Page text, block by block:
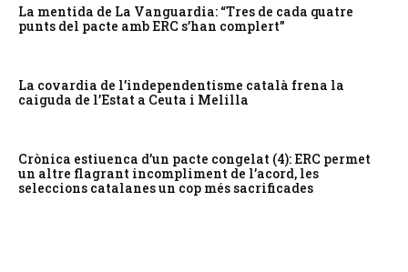
La mentida de La Vanguardia: “Tres de cada quatre
punts del pacte amb ERC s’han complert”
La covardia de l’independentisme català frena la
caiguda de l’Estat a Ceuta i Melilla
Crònica estiuenca d’un pacte congelat (4): ERC permet
un altre flagrant incompliment de l’acord, les
seleccions catalanes un cop més sacrificades